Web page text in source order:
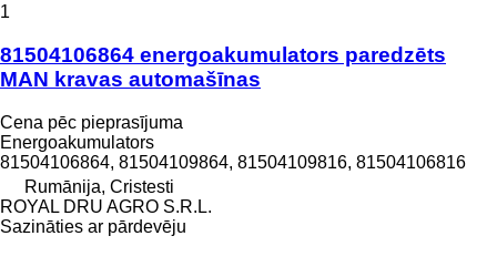
1
81504106864 energoakumulators paredzēts
MAN kravas automašīnas
Cena pēc pieprasījuma
Energoakumulators
81504106864, 81504109864, 81504109816, 81504106816
Rumānija, Cristesti
ROYAL DRU AGRO S.R.L.
Sazināties ar pārdevēju